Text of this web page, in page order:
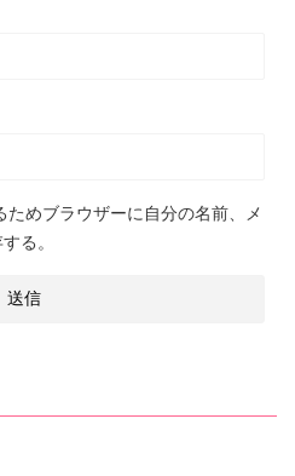
ためブラウザーに自分の名前、メ
る。